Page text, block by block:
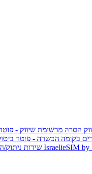
הסרה מרשימת שיווק -
בקומה הכשרה - פוטר
שירות IsraelieSIM by